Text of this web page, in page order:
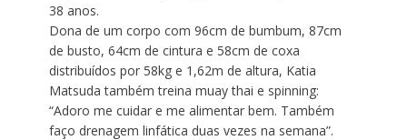
38 anos.
Dona de um corpo com 96cm de bumbum, 87cm
de busto, 64cm de cintura e 58cm de coxa
distribuídos por 58kg e 1,62m de altura, Katia
Matsuda também treina muay thai e spinning:
“Adoro me cuidar e me alimentar bem. Também
faço drenagem linfática duas vezes na semana”.